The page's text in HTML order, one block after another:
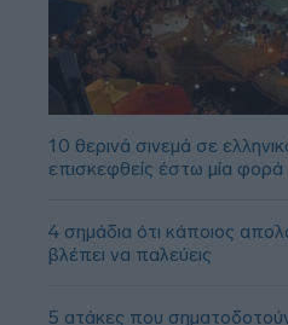
10 θερινά σινεμά σε
επισκεφθείς έστω μία φορά
4 σημάδια ότι κάποιος
βλέπει να παλεύεις
5 ατάκες που